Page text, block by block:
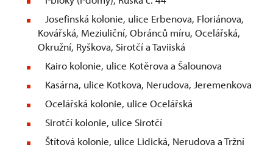
Josefinská kolonie, ulice Erbenova, Floriánova,
Kovářská, Meziuliční, Obránců míru, Ocelářská,
Okružní, Ryškova, Sirotčí a Taviiská
Kairo kolonie, ulice Kotěrova a Šalounova
Kasárna, ulice Kotkova, Nerudova, Jeremenkova
Ocelářská kolonie, ulice Ocelářská
Sirotčí kolonie, ulice Sirotčí
Štítová kolonie, ulice Lidická, Nerudova a Tržní